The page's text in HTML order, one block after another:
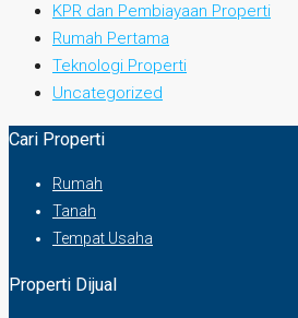
KPR dan Pembiayaan Properti
Rumah Pertama
Teknologi Properti
Uncategorized
Cari Properti
Rumah
Tanah
Tempat Usaha
Properti Dijual